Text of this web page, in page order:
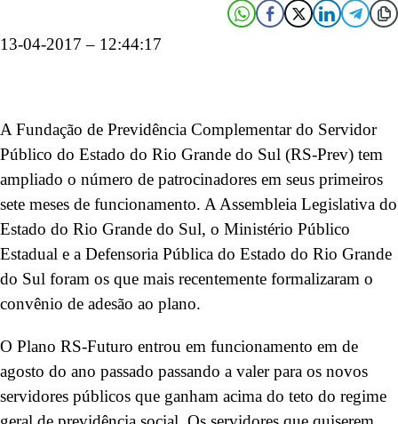
13-04-2017 – 12:44:17
A Fundação de Previdência Complementar do Servidor
Público do Estado do Rio Grande do Sul (RS-Prev) tem
ampliado o número de patrocinadores em seus primeiros
sete meses de funcionamento. A Assembleia Legislativa do
Estado do Rio Grande do Sul, o Ministério Público
Estadual e a Defensoria Pública do Estado do Rio Grande
do Sul foram os que mais recentemente formalizaram o
convênio de adesão ao plano.
O Plano RS-Futuro entrou em funcionamento em de
agosto do ano passado passando a valer para os novos
servidores públicos que ganham acima do teto do regime